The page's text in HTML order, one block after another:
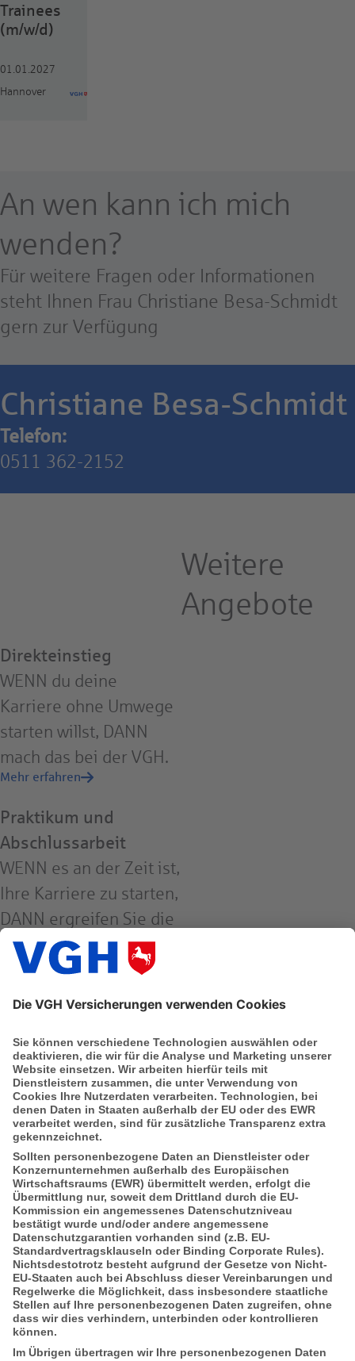
Trainees
(m/w/d)
01.01.2027
Hannover
An wen kann ich mich
wenden?
Für weitere Fragen oder Informationen
steht Ihnen Frau Christiane Besa-Schmidt
gern zur Verfügung
Christiane Besa-Schmidt
Telefon:
0511 362-2152
Weitere
Angebote
Direkteinstieg
WENN du deine
Karriere ohne Umwege
starten willst, DANN
mach das bei der VGH.
Mehr erfahren
Praktikum und
Abschlussarbeit
WENN es an der Zeit ist,
Ihre Karriere zu starten,
DANN ergreifen Sie die
Chance bei der VGH.
Mehr erfahren
Über die VGH Versicherungen
Die VGH ist ein öffentlich-rechtliches
Unternehmen und der größte regionale
Versicherer in Niedersachsen. Über 1,8
Millionen Privatkunden, 80.000
Firmenkunden und Kommunen vertrauen
auf unsere Leistungen und Service.
Mehr auf www.vgh.de
Das sagen unsere Mitarbeiter
Mehr auf kununu.de